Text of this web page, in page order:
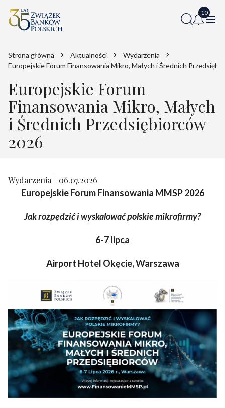
Strona główna Aktualności
Wydarzenia
Europejskie Forum Finansowania Mikro, Małych i Średnich
Europejskie Forum
Finansowania Mikro, Małych
i Średnich Przedsiębiorców
2026
Wydarzenia 06.07.2026
Europejskie Forum Finansowania MMSP 2026
Jak rozpędzić i wyskalować polskie mikrofirmy?
6-7 lipca
Airport Hotel Okęcie, Warszawa